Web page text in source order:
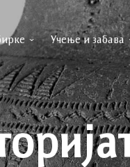
Учење и забава